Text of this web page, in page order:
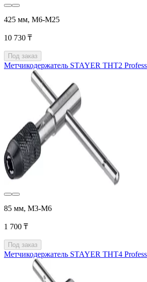
425 мм, М6-М25
10 730 ₸
Под заказ
Метчикодержатель STAYER THТ2
85 мм, М3-М6
1 700 ₸
Под заказ
Метчикодержатель STAYER THТ4